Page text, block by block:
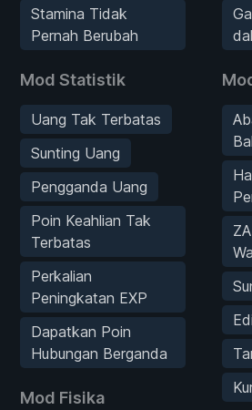
Stamina Tidak
Pernah Berubah
Mod Statistik
Uang Tak Terbatas
Sunting Uang
Pengganda Uang
Poin Keahlian Tak
Terbatas
Perkalian
Peningkatan EXP
Dapatkan Poin
Hubungan Berganda
Mod Fisika